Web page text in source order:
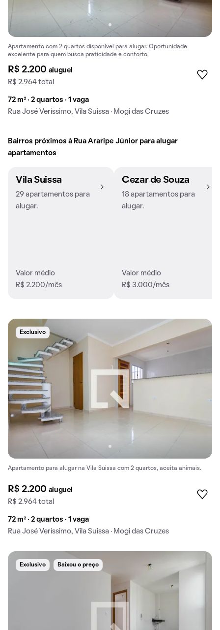
Apartamento com 2 quartos disponível para alugar. Oportunidade
excelente para quem busca praticidade e conforto.
R$ 2.200 aluguel
R$ 2.964 total
72 m² · 2 quartos · 1 vaga
Rua José Veríssimo, Vila Suissa · Mogi das Cruzes
Bairros próximos à Rua Araripe Júnior para alugar
apartamentos
Vila Suissa
29 apartamentos para
alugar.
Valor médio
R$ 2.200/mês
Cezar de Souza
18 apartamentos para
alugar.
Valor médio
R$ 3.000/mês
Exclusivo
Apartamento para alugar na Vila Suissa com 2 quartos, aceita animais.
R$ 2.200 aluguel
R$ 2.964 total
72 m² · 2 quartos · 1 vaga
Rua José Veríssimo, Vila Suissa · Mogi das Cruzes
Exclusivo Baixou o preço